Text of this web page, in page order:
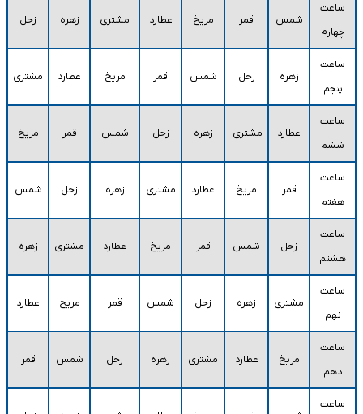
ساعت
چهارم
شمس قمر مریخ عطارد مشتری زهره زحل
ساعت
پنجم
زهره زحل شمس قمر مریخ عطارد مشتری
ساعت
ششم
عطارد مشتری زهره زحل شمس قمر مریخ
ساعت
هفتم
قمر مریخ عطارد مشتری زهره زحل شمس
ساعت
هشتم
زحل شمس قمر مریخ عطارد مشتری زهره
ساعت
نهم
مشتری زهره زحل شمس قمر مریخ عطارد
ساعت
دهم
مریخ عطارد مشتری زهره زحل شمس قمر
ساعت